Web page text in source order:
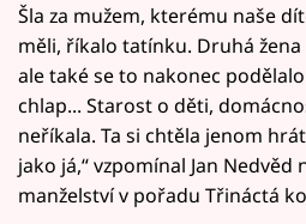
Šla za mužem, kterému naše
měli, říkalo tatínku. Druhá
ale také se to nakonec
chlap... Starost o děti,
neříkala. Ta si chtěla jenom
jako já,“ vzpomínal Jan Nedvěd
manželství v pořadu Třináctá